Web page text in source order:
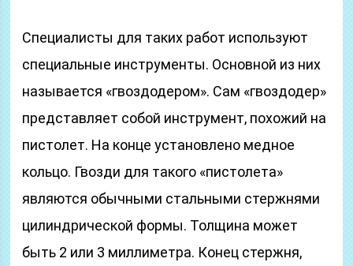
Специалисты для таких работ используют
специальные инструменты. Основной из них
называется «гвоздодером». Сам «гвоздодер»
представляет собой инструмент, похожий на
пистолет. На конце установлено медное
кольцо. Гвозди для такого «пистолета»
являются обычными стальными стержнями
цилиндрической формы. Толщина может
быть 2 или 3 миллиметра. Конец стержня,